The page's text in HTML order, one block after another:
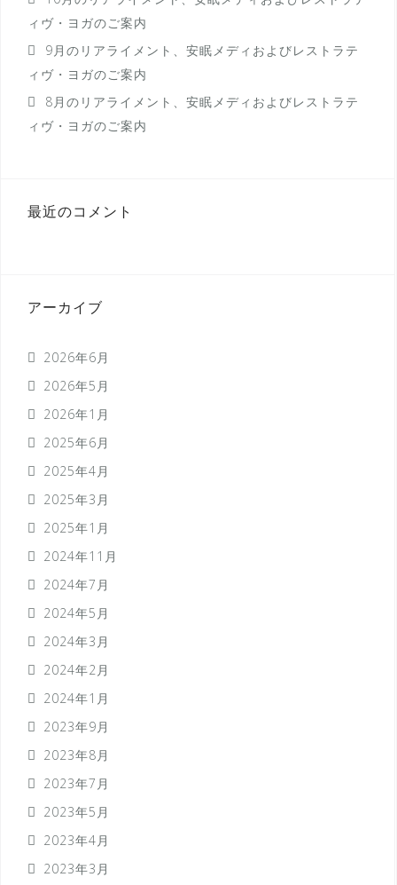
ィヴ・ヨガのご案内
9月のリアライメント、安眠メディおよびレストラテ
ィヴ・ヨガのご案内
8月のリアライメント、安眠メディおよびレストラテ
ィヴ・ヨガのご案内
最近のコメント
アーカイブ
2026年6月
2026年5月
2026年1月
2025年6月
2025年4月
2025年3月
2025年1月
2024年11月
2024年7月
2024年5月
2024年3月
2024年2月
2024年1月
2023年9月
2023年8月
2023年7月
2023年5月
2023年4月
2023年3月